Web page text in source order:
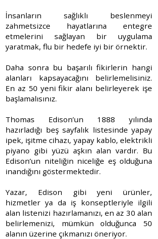
İnsanların sağlıklı beslenmeyi
zahmetsizce hayatlarına entegre
etmelerini sağlayan bir uygulama
yaratmak, flu bir hedefe iyi bir örnektir.
Daha sonra bu başarılı fikirlerin hangi
alanları kapsayacağını belirlemelisiniz.
En az 50 yeni fikir alanı belirleyerek işe
başlamalısınız.
Thomas Edison’un 1888 yılında
hazırladığı beş sayfalık listesinde yapay
ipek, işitme cihazı, yapay kablo, elektrikli
piyano gibi yüzü aşkın alan vardır. Bu
Edison’un niteliğin niceliğe eş olduğuna
inandığını göstermektedir.
Yazar, Edison gibi yeni ürünler,
hizmetler ya da iş konseptleriyle ilgili
alan listenizi hazırlamanızı, en az 30 alan
belirlemenizi, mümkün olduğunca 50
alanın üzerine çıkmanızı öneriyor.